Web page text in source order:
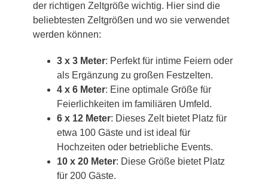
der richtigen Zeltgröße wichtig. Hier sind die
beliebtesten Zeltgrößen und wo sie verwendet
werden können:
3 x 3 Meter: Perfekt für intime Feiern oder
als Ergänzung zu großen Festzelten.
4 x 6 Meter: Eine optimale Größe für
Feierlichkeiten im familiären Umfeld.
6 x 12 Meter: Dieses Zelt bietet Platz für
etwa 100 Gäste und ist ideal für
Hochzeiten oder betriebliche Events.
10 x 20 Meter: Diese Größe bietet Platz
für 200 Gäste.